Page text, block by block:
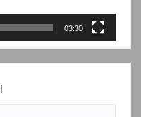
03:30